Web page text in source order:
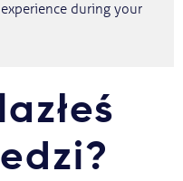
during your